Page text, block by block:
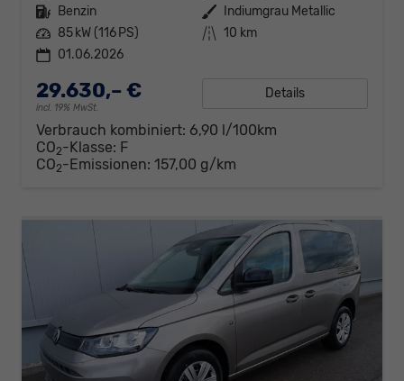
Kraftstoff Benzin Außenfarbe
Indiumgrau Metallic
Leistung 85 kW (116 PS) Kilometerstand 10 km
01.06.2026
29.630,– €
incl. 19% MwSt.
Details
Verbrauch kombiniert: 6,90 l/100km
CO2-Klasse: F
CO2-Emissionen: 157,00 g/km